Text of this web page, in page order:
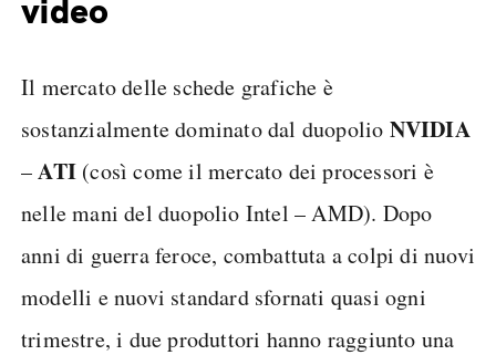
video
Il mercato delle schede grafiche è
sostanzialmente dominato dal duopolio NVIDIA
–ATI (così come il mercato dei processori è
nelle mani del duopolio Intel – AMD). Dopo
anni di guerra feroce, combattuta a colpi di nuovi
modelli e nuovi standard sfornati quasi ogni
trimestre, i due produttori hanno raggiunto una